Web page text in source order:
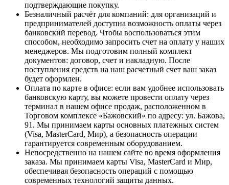
подтверждающие покупку.
Безналичный расчёт для компаний: для организаций и
предпринимателей доступна возможность оплаты через
банковский перевод. Чтобы воспользоваться этим
способом, необходимо запросить счет на оплату у наших
менеджеров. Мы подготовим полный комплект
документов: договор, счет и накладную. После
поступления средств на наш расчетный счет ваш заказ
будет оформлен.
Оплата по карте в офисе: если вам удобнее использовать
банковскую карту, вы можете провести оплату через
терминал в нашем офисе продаж, расположенном в
Торговом комплексе «Бажовский» по адресу: ул. Бажова,
91. Мы принимаем карты основных платежных систем
(Visa, MasterCard, Мир), а безопасность операции
гарантируется современным оборудованием.
Непосредственно на нашем сайте во время оформления
заказа. Мы принимаем карты Visa, MasterCard и Мир,
обеспечивая безопасность операций с помощью
современных технологий защиты данных.